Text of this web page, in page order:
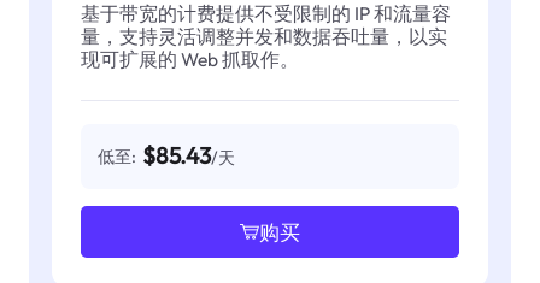
基于带宽的计费提供不受限制的 IP 和流量容
量，支持灵活调整并发和数据吞吐量，以实
现可扩展的 Web 抓取作。
低至: $85.43/天
购买